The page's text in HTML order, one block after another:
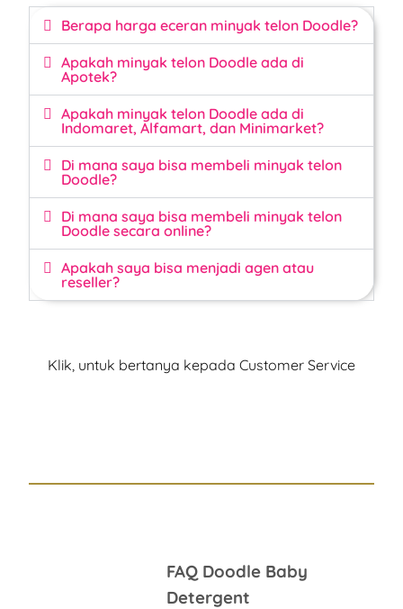
Berapa harga eceran minyak telon Doodle?
Apakah minyak telon Doodle ada di
Apotek?
Apakah minyak telon Doodle ada di
Indomaret, Alfamart, dan Minimarket?
Di mana saya bisa membeli minyak telon
Doodle?
Di mana saya bisa membeli minyak telon
Doodle secara online?
Apakah saya bisa menjadi agen atau
reseller?
Klik, untuk bertanya kepada Customer Service
FAQ Doodle Baby
Detergent